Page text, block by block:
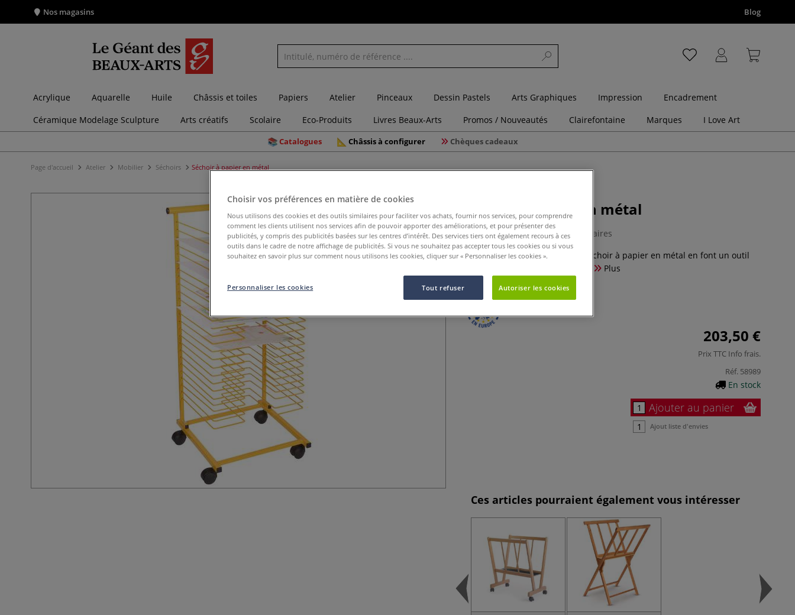
Nos magasins Blog
Acrylique Aquarelle Huile Châssis et toiles Papiers Atelier Pinceaux Dessin Pastels Arts Graphiques Impression
Encadrement
Céramique Modelage Sculpture
Arts créatifs Scolaire Eco-Produits Livres Beaux-Arts Promos / Nouveautés Clairefontaine Marques I Love Art
Catalogues Châssis à configurer Chèques cadeaux
Page d'accueil Atelier Mobilier Séchoirs Séchoir à papier en métal
Séchoir à papier en métal
0 Commentaires
Les dimensions compactes du séchoir à papier en métal en font un outil
Plus
203,50 €
Prix TTC Info frais.
Réf. 58989
En stock
Ajouter au panier
Ajout liste d'envies
Ces articles pourraient également vous intéresser
Choisir vos préférences en matière de cookies
Nous utilisons des cookies et des outils similaires pour faciliter vos achats, fournir nos services, pour comprendre
comment les clients utilisent nos services afin de pouvoir apporter des améliorations, et pour présenter des
publicités, y compris des publicités basées sur les centres d’intérêt. Des services tiers ont également recours à ces
outils dans le cadre de notre affichage de publicités. Si vous ne souhaitez pas accepter tous les cookies ou si vous
souhaitez en savoir plus sur comment nous utilisons les cookies, cliquer sur « Personnaliser les cookies ».
Tout refuser Autoriser les cookies
Personnaliser les cookies